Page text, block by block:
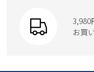
moz
Parade
GAP
new balance3,980
お買